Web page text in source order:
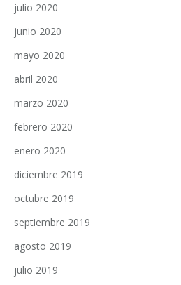
julio 2020
junio 2020
mayo 2020
abril 2020
marzo 2020
febrero 2020
enero 2020
diciembre 2019
octubre 2019
septiembre 2019
agosto 2019
julio 2019